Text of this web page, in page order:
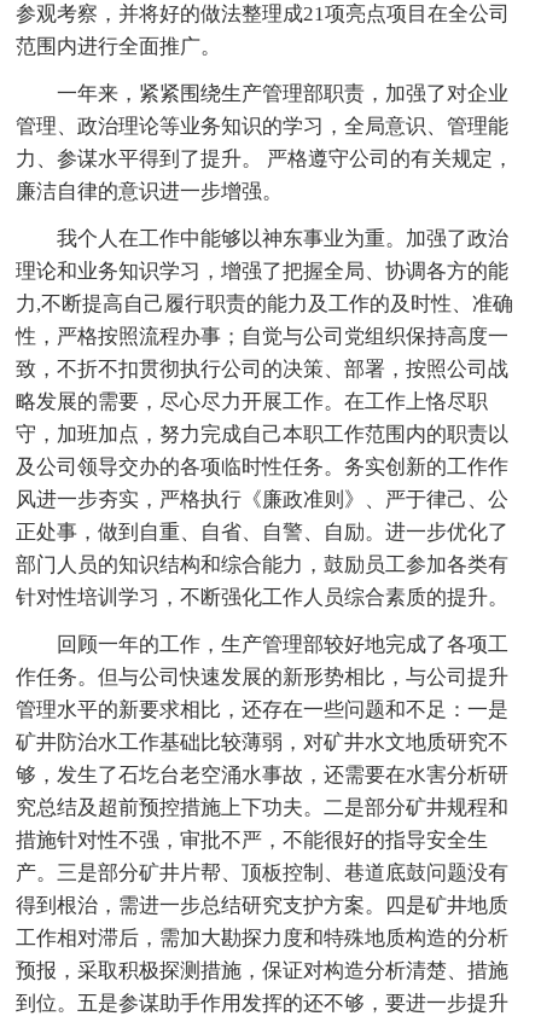
参观考察，并将好的做法整理成21项亮点项目在全公司
范围内进行全面推广。
一年来，紧紧围绕生产管理部职责，加强了对企业
管理、政治理论等业务知识的学习，全局意识、管理能
力、参谋水平得到了提升。 严格遵守公司的有关规定，
廉洁自律的意识进一步增强。
我个人在工作中能够以神东事业为重。加强了政治
理论和业务知识学习，增强了把握全局、协调各方的能
力,不断提高自己履行职责的能力及工作的及时性、准确
性，严格按照流程办事；自觉与公司党组织保持高度一
致，不折不扣贯彻执行公司的决策、部署，按照公司战
略发展的需要，尽心尽力开展工作。在工作上恪尽职
守，加班加点，努力完成自己本职工作范围内的职责以
及公司领导交办的各项临时性任务。务实创新的工作作
风进一步夯实，严格执行《廉政准则》、严于律己、公
正处事，做到自重、自省、自警、自励。进一步优化了
部门人员的知识结构和综合能力，鼓励员工参加各类有
针对性培训学习，不断强化工作人员综合素质的提升。
回顾一年的工作，生产管理部较好地完成了各项工
作任务。但与公司快速发展的新形势相比，与公司提升
管理水平的新要求相比，还存在一些问题和不足：一是
矿井防治水工作基础比较薄弱，对矿井水文地质研究不
够，发生了石圪台老空涌水事故，还需要在水害分析研
究总结及超前预控措施上下功夫。二是部分矿井规程和
措施针对性不强，审批不严，不能很好的指导安全生
产。三是部分矿井片帮、顶板控制、巷道底鼓问题没有
得到根治，需进一步总结研究支护方案。四是矿井地质
工作相对滞后，需加大勘探力度和特殊地质构造的分析
预报，采取积极探测措施，保证对构造分析清楚、措施
到位。五是参谋助手作用发挥的还不够，要进一步提升